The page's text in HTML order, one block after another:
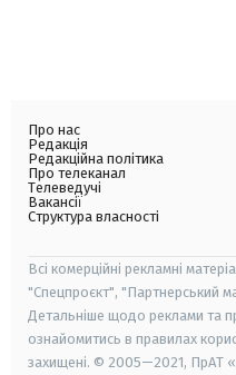
Про нас
Редакція
Редакційна політика
Про телеканал
Телеведучі
Вакансії
Структура власності
Всі комерційні рекламні
"Спецпроєкт", "Партнерський
Детальніше щодо реклами та
ознайомитись в правилах
захищені. © 2005—2021, ПрАТ